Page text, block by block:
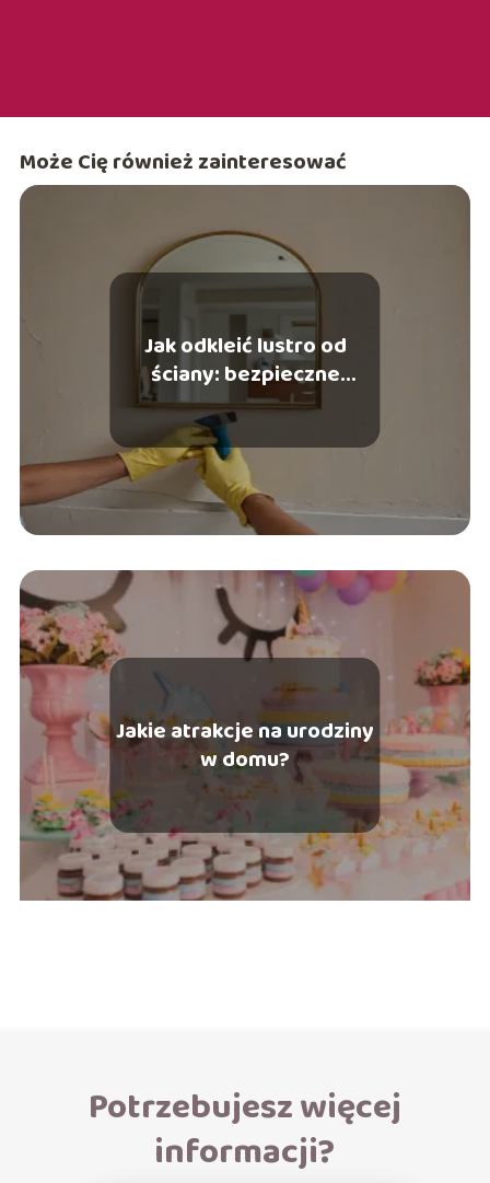
Może Cię również zainteresować
Jak odkleić lustro od
ściany: bezpieczne
metody
Jakie atrakcje na urodziny
w domu?
Potrzebujesz więcej
informacji?